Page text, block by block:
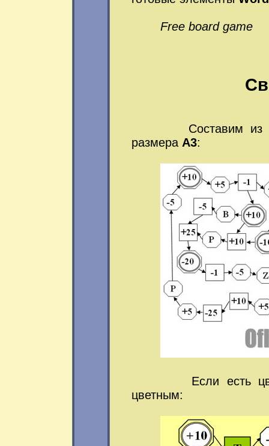
Free board game
Составим из
размера A3:
Если есть
цветным: